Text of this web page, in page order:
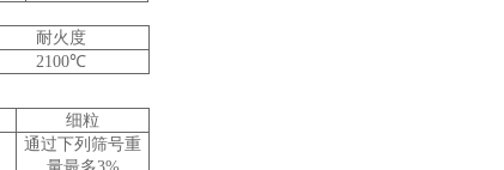
耐火度
2100℃
细粒
通过下列筛号重